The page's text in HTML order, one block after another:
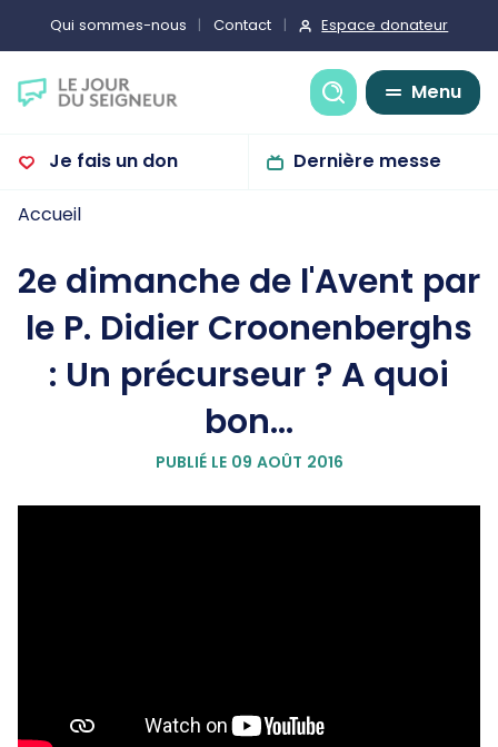
Qui sommes-nous Contact Espace donateur
Recherche
Menu
Je fais un don Dernière messe
Accueil
2e dimanche de l'Avent par
le P. Didier Croonenberghs
: Un précurseur ? A quoi
bon...
PUBLIÉ LE 09 AOÛT 2016